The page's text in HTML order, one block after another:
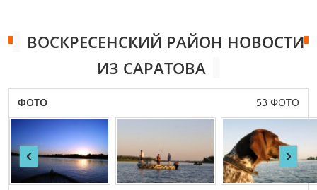
ВОСКРЕСЕНСКИЙ РАЙОН НОВОСТИ
ИЗ САРАТОВА
ФОТО 53 ФОТО
‹ ›